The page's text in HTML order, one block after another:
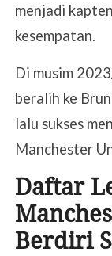
menjadi
kesempatan.
Di musim
beralih ke
lalu sukses
Manchester
Daftar
Berdiri